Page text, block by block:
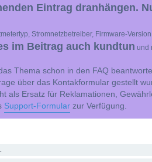
Eintrag dranhängen.
Stromnetzbetreiber, Firmware-
im Beitrag auch kundtun und
Thema schon in den FAQ
über das Kontakformular gestellt
als Ersatz für Reklamationen,
Support-Formular zur Verfügung.